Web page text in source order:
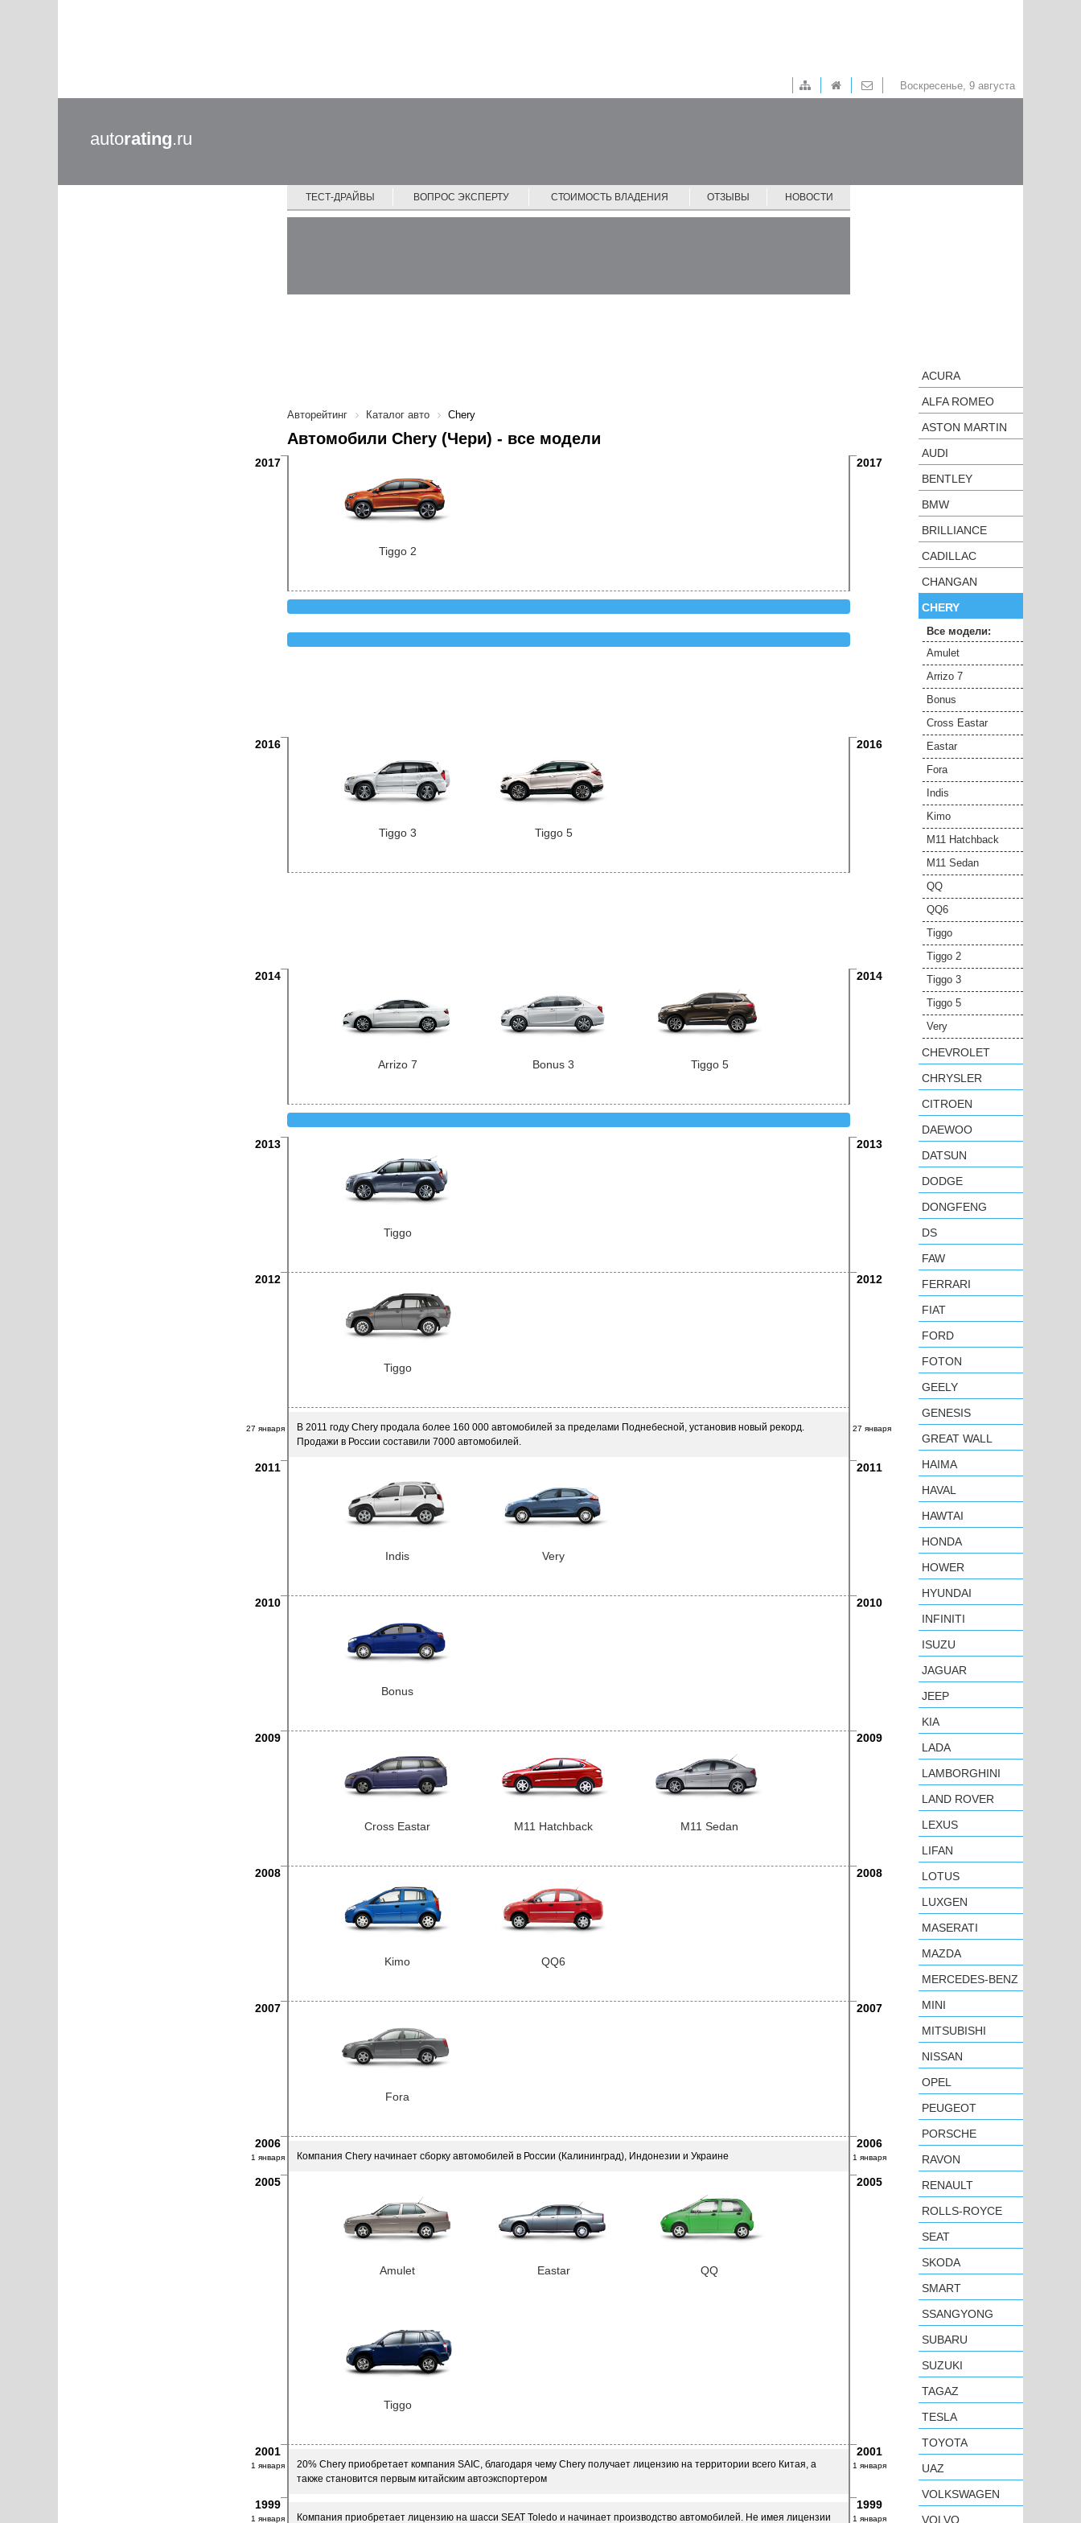
Воскресенье, 9 августа
autorating.ru
ТЕСТ-ДРАЙВЫ ВОПРОС ЭКСПЕРТУ СТОИМОСТЬ ВЛАДЕНИЯ ОТЗЫВЫ НОВОСТИ
Авторейтинг Каталог авто Chery
Автомобили Chery (Чери) - все модели
2017 2017
Tiggo 2
2016 2016
Tiggo 3 Tiggo 5
2014 2014
Arrizo 7 Bonus 3 Tiggo 5
2013 2013
Tiggo
2012 2012
Tiggo
27 января 27 января
В 2011 году Chery продала более 160 000 автомобилей за пределами Поднебесной, установив новый рекорд.
Продажи в России составили 7000 автомобилей.
2011 2011
Indis Very
2010 2010
Bonus
2009 2009
Cross Eastar M11 Hatchback M11 Sedan
2008 2008
Kimo QQ6
2007 2007
Fora
2006 2006
1 января 1 января
Компания Chery начинает сборку автомобилей в России (Калининград), Индонезии и Украине
2005 2005
Amulet Eastar QQ
Tiggo
2001 2001
1 января 1 января
20% Chery приобретает компания SAIC, благодаря чему Chery получает лицензию на территории всего Китая, а
также становится первым китайским автоэкспортером
1999 1999
1 января 1 января
Компания приобретает лицензию на шасси SEAT Toledo и начинает производство автомобилей. Не имея лицензии
ACURA
ALFA ROMEO
ASTON MARTIN
AUDI
BENTLEY
BMW
BRILLIANCE
CADILLAC
CHANGAN
CHERY
Все модели:
Amulet
Arrizo 7
Bonus
Cross Eastar
Eastar
Fora
Indis
Kimo
M11 Hatchback
M11 Sedan
QQ
QQ6
Tiggo
Tiggo 2
Tiggo 3
Tiggo 5
Very
CHEVROLET
CHRYSLER
CITROEN
DAEWOO
DATSUN
DODGE
DONGFENG
DS
FAW
FERRARI
FIAT
FORD
FOTON
GEELY
GENESIS
GREAT WALL
HAIMA
HAVAL
HAWTAI
HONDA
HOWER
HYUNDAI
INFINITI
ISUZU
JAGUAR
JEEP
KIA
LADA
LAMBORGHINI
LAND ROVER
LEXUS
LIFAN
LOTUS
LUXGEN
MASERATI
MAZDA
MERCEDES-BENZ
MINI
MITSUBISHI
NISSAN
OPEL
PEUGEOT
PORSCHE
RAVON
RENAULT
ROLLS-ROYCE
SEAT
SKODA
SMART
SSANGYONG
SUBARU
SUZUKI
TAGAZ
TESLA
TOYOTA
UAZ
VOLKSWAGEN
VOLVO